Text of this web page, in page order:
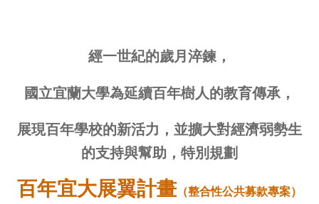
經一世紀的歲月淬鍊，
國立宜蘭大學為延續百年樹人的教育傳承，
展現百年學校的新活力，並擴大對經濟弱勢生
的支持與幫助，特別規劃
百年宜大展翼計畫 （整合性公共募款專案）